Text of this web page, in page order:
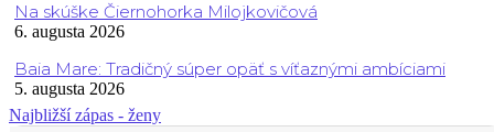
Na skúške Čiernohorka Milojkovičová
6. augusta 2026
Baia Mare: Tradičný súper opäť s víťaznými ambíciami
5. augusta 2026
Najbližší zápas - ženy